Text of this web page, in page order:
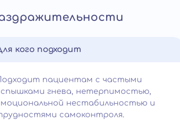
кого подходит
пациентам с частыми
гнева, нетерпимостью,
нестабильностью и
самоконтроля.